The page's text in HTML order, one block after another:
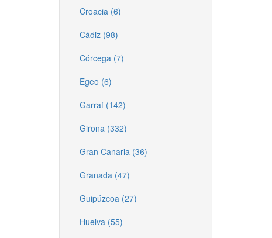
Croacia (6)
Cádiz (98)
Córcega (7)
Egeo (6)
Garraf (142)
Girona (332)
Gran Canaria (36)
Granada (47)
Guipúzcoa (27)
Huelva (55)